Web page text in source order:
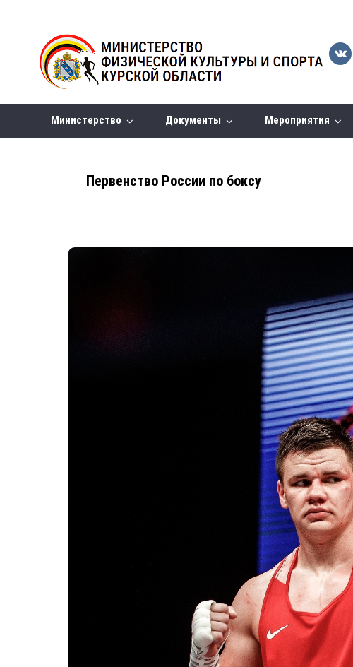
Министерство Документы Мероприятия
Первенство России по боксу